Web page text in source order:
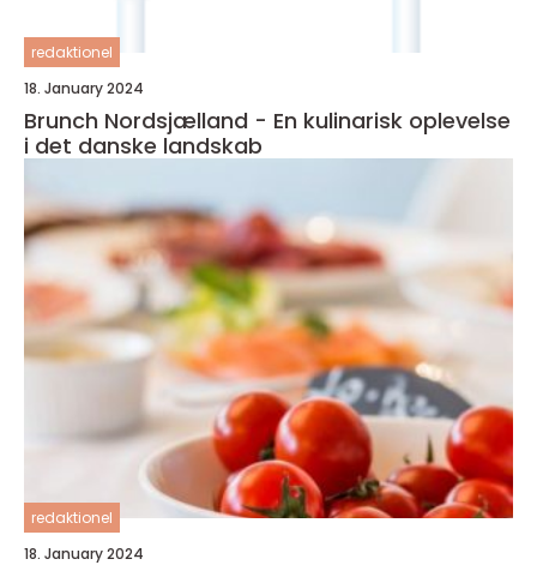
redaktionel
18. January 2024
Brunch Nordsjælland - En kulinarisk oplevelse
i det danske landskab
redaktionel
18. January 2024